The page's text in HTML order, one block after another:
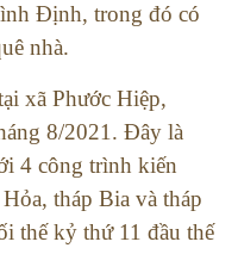
Định, trong đó có
nhà.
xã Phước Hiệp,
8/2021. Đây là
4 công trình kiến
tháp Bia và tháp
thế kỷ thứ 11 đầu thế